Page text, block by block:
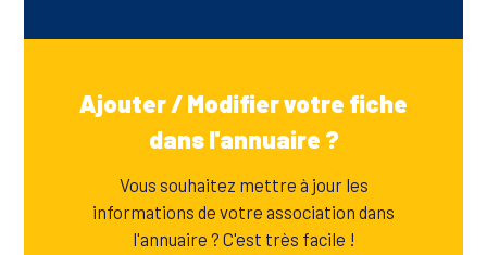
Ajouter / Modifier votre fiche
dans l'annuaire ?
Vous souhaitez mettre à jour les
informations de votre association dans
l'annuaire ? C'est très facile !